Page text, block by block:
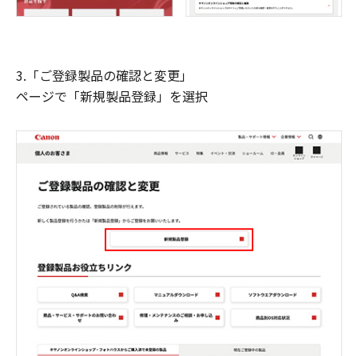
3.「ご登録製品の確認と変更」
ページで「新規製品登録」を選択